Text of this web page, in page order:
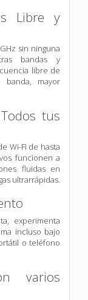
Libre y
sin ninguna
bandas y
libre de
mayor
tus
Wi-Fi de hasta
funcionen a
fluidas en
ultrarrápidas.
experimenta
incluso bajo
o teléfono
varios